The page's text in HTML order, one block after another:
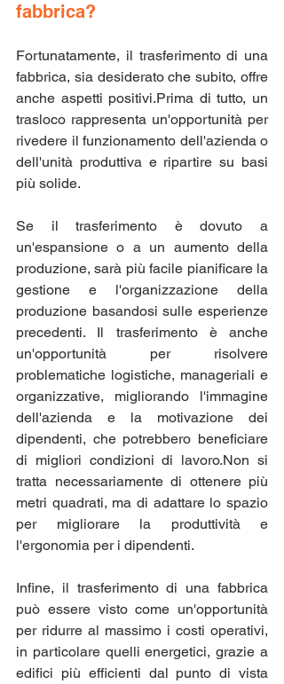
fabbrica?
Fortunatamente, il trasferimento di una
fabbrica, sia desiderato che subito, offre
anche aspetti positivi.Prima di tutto, un
trasloco rappresenta un'opportunità per
rivedere il funzionamento dell'azienda o
dell'unità produttiva e ripartire su basi
più solide.
Se il trasferimento è dovuto a
un'espansione o a un aumento della
produzione, sarà più facile pianificare la
gestione e l'organizzazione della
produzione basandosi sulle esperienze
precedenti. Il trasferimento è anche
un'opportunità per risolvere
problematiche logistiche, manageriali e
organizzative, migliorando l'immagine
dell'azienda e la motivazione dei
dipendenti, che potrebbero beneficiare
di migliori condizioni di lavoro.Non si
tratta necessariamente di ottenere più
metri quadrati, ma di adattare lo spazio
per migliorare la produttività e
l'ergonomia per i dipendenti.
Infine, il trasferimento di una fabbrica
può essere visto come un'opportunità
per ridurre al massimo i costi operativi,
in particolare quelli energetici, grazie a
edifici più efficienti dal punto di vista